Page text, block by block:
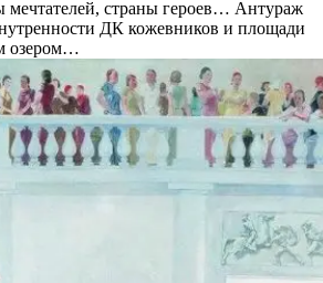
мечтателей, страны героев… Антураж
ДК кожевников и площади
озером…